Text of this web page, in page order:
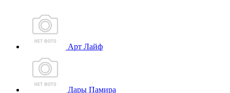
Арт Лайф
Дары Памира